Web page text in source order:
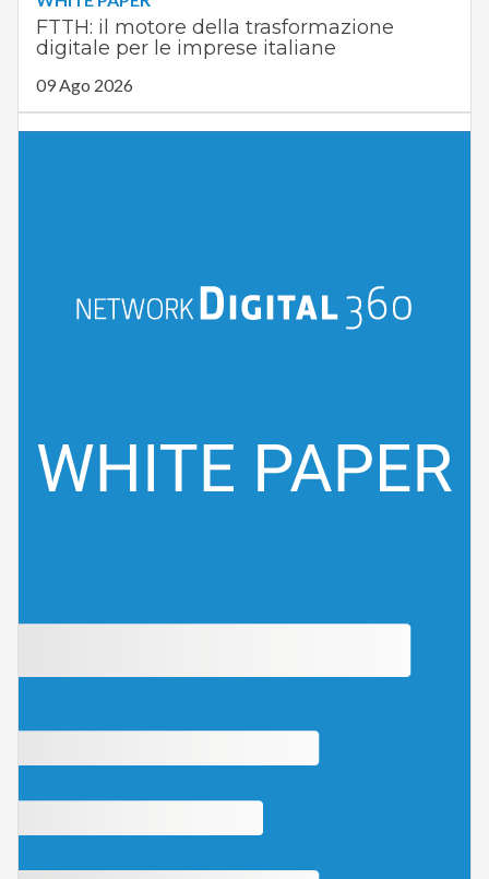
FTTH: il motore della trasformazione
digitale per le imprese italiane
09 Ago 2026